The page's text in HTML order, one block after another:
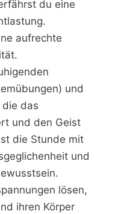
du eine
aufrechte
und
die das
und den Geist
die Stunde mit
und
lösen,
ihren Körper